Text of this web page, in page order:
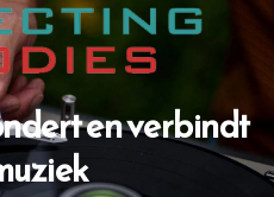
en verbindt